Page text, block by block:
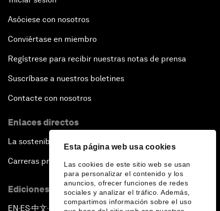
Esta página web usa cookies
Las cookies de este sitio web se usan
para personalizar el contenido y los
anuncios, ofrecer funciones de redes
sociales y analizar el tráfico. Además,
compartimos información sobre el uso
Asóciese con nosotros
Conviértase en miembro
Regístrese para recibir nuestras notas de prensa
Suscríbase a nuestros boletines
Contacte con nosotros
Enlaces directos
La sostenibilidad en el Foro
Carreras profesionales
Ediciones en otros idiomas
EN ▪ES▪中文▪ 日本語